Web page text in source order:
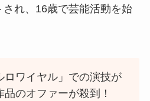
れ、16歳で芸能活動を始
ロワイヤル」での演技が
のオファーが殺到！